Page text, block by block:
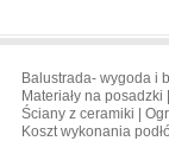
Balustrada- wygoda i
Materiały na posadzki
Ściany z ceramiki
Koszt wykonania